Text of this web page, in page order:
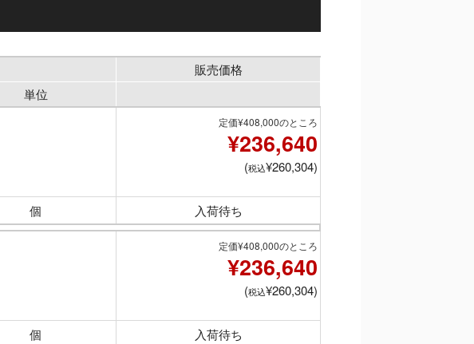
販売価格
単位
定価¥408,000のところ
¥236,640
(税込¥260,304)
個 入荷待ち
定価¥408,000のところ
¥236,640
(税込¥260,304)
個 入荷待ち